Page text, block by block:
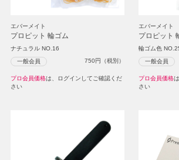
エバーメイト
プロピット 輪ゴム
ナチュラル NO.16
一般会員 750円（税別）
プロ会員価格は、ログインしてご確認くだ
さい
エバーメイト
プロピット
輪ゴム色
一般会員
プロ会員価格
さい